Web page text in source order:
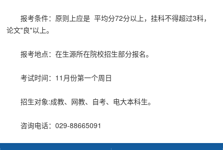
报考条件：原则上应是 平均分72分以上，挂科不得超过3科，
论文"良"以上。
报考地点：在生源所在院校招生部分报名。
考试时间：11月份第一个周日
招生对象:成教、网教、自考、电大本科生。
咨询电话：029-88665091